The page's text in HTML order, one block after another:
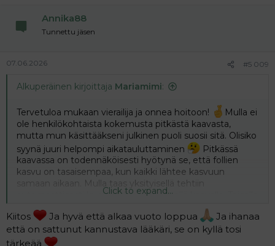
paljon vielä raskausmateriaalia ollutkaan.
tehnyt lääkärikin muistutti, että vika ei ollut minussa,
lahjoittajalta osui kohdalle huono solu. Mulla on tosi kova
luotto klinikan osaamiseen, kun tämä oli eka
seitsemästä alkiosta, joka ylipäätään kiinnittyi. Suomessa
siinä ei onnistuttu kertaakaan.
Annika88
Tunnettu jäsen
07.06.2026 #5 009
Alkuperäinen kirjoittaja Mariamimi:
Tervetuloa mukaan vierailija ja onnea hoitoon!
Mulla ei
ole henkilökohtaista kokemusta pitkästä kaavasta,
mutta mun käsittääkseni julkinen puoli suosii sitä. Olisiko
syynä juuri helpompi aikatauluttaminen
Pitkässä
kaavassa on todennäköisesti hyötynä se, että follien
kasvu on tasaisempaa, kun kaikki lähtee kasvuun
samaan aikaan. Mulla taas yksityisellä tehtiin
automaattisesti kummatkin ivf:t lyhyellä kaavalla. Toisella
kierroksella otettiin käyttöön estrogren priming
tasaamaan follien kasvua ja estämään johtofollin
kehittyminen.
Click to expand...
Kiitos Ja hyvä että alkaa vuoto loppua
Ja ihanaa
että on sattunut kannustava lääkäri, se on kyllä tosi
tärkeää